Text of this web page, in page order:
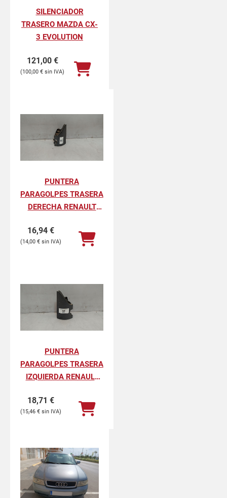
SILENCIADOR
TRASERO MAZDA CX-
3 EVOLUTION
121,00 €
100,00 €
PUNTERA
PARAGOLPES TRASERA
DERECHA RENAULT
PROFESIONAL
16,94 €
14,00 €
PUNTERA
PARAGOLPES TRASERA
IZQUIERDA RENAULT
PROFESIONAL
18,71 €
15,46 €